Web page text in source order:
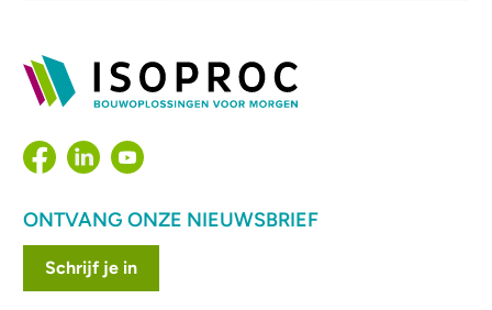
ONTVANG ONZE NIEUWSBRIEF
Schrijf je in